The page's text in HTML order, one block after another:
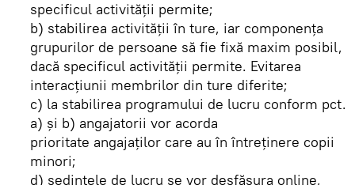
specificul activităţii permite;
b) stabilirea activităţii în ture, iar componenţa
grupurilor de persoane să fie fixă maxim posibil,
dacă specificul activităţii permite. Evitarea
interacţiunii membrilor din ture diferite;
c) la stabilirea programului de lucru conform pct.
a) şi b) angajatorii vor acorda
prioritate angajaţilor care au în întreţinere copii
minori;
d) şedinţele de lucru se vor desfăşura online,